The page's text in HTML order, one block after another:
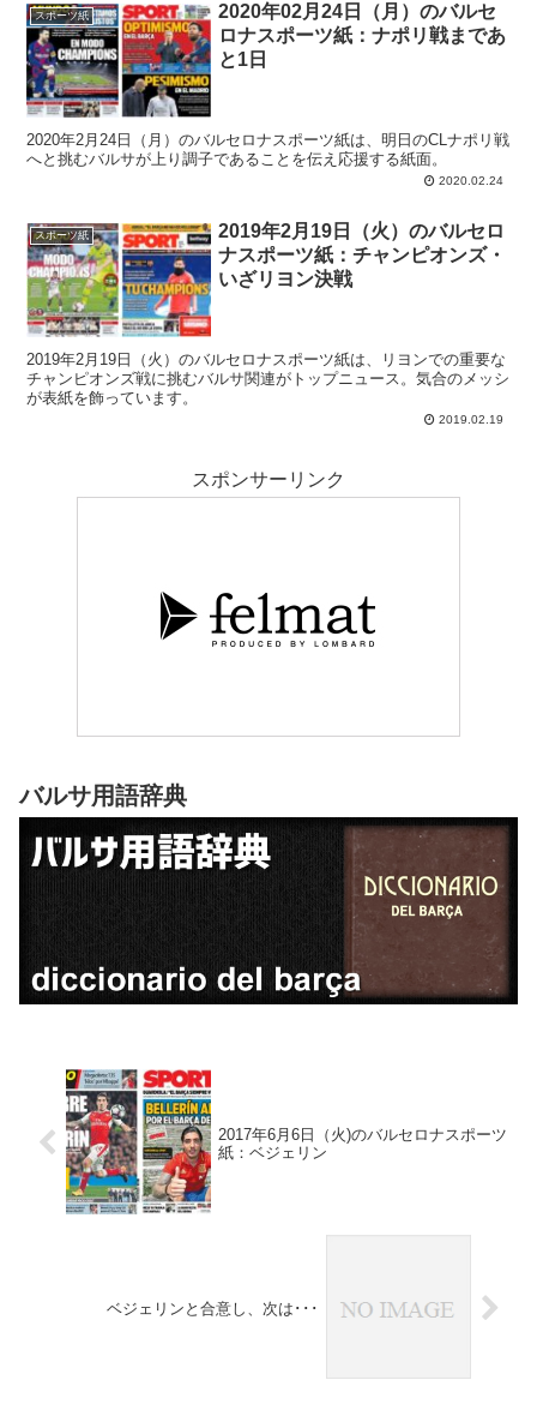
スポーツ紙
2020年02月24日（月）のバルセ
ロナスポーツ紙：ナポリ戦まであ
と1日
2020年2月24日（月）のバルセロナスポーツ紙は、明日のCLナポリ戦
へと挑むバルサが上り調子であることを伝え応援する紙面。
2020.02.24
スポーツ紙
2019年2月19日（火）のバルセロ
ナスポーツ紙：チャンピオンズ・
いざリヨン決戦
2019年2月19日（火）のバルセロナスポーツ紙は、リヨンでの重要な
チャンピオンズ戦に挑むバルサ関連がトップニュース。気合のメッシ
が表紙を飾っています。
2019.02.19
スポンサーリンク
バルサ用語辞典
2017年6月6日（火)のバルセロナスポーツ
紙：ベジェリン
ベジェリンと合意し、次は･･･